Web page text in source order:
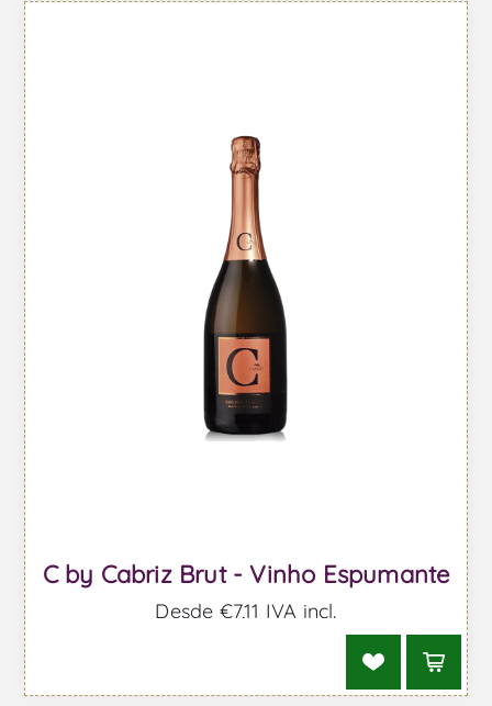
C by Cabriz Brut - Vinho Espumante
Desde €7,11 IVA incl.